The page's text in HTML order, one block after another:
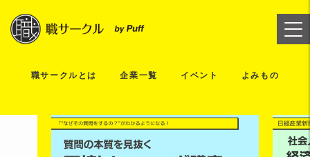
職サークルとは 企業一覧 イベント よみもの